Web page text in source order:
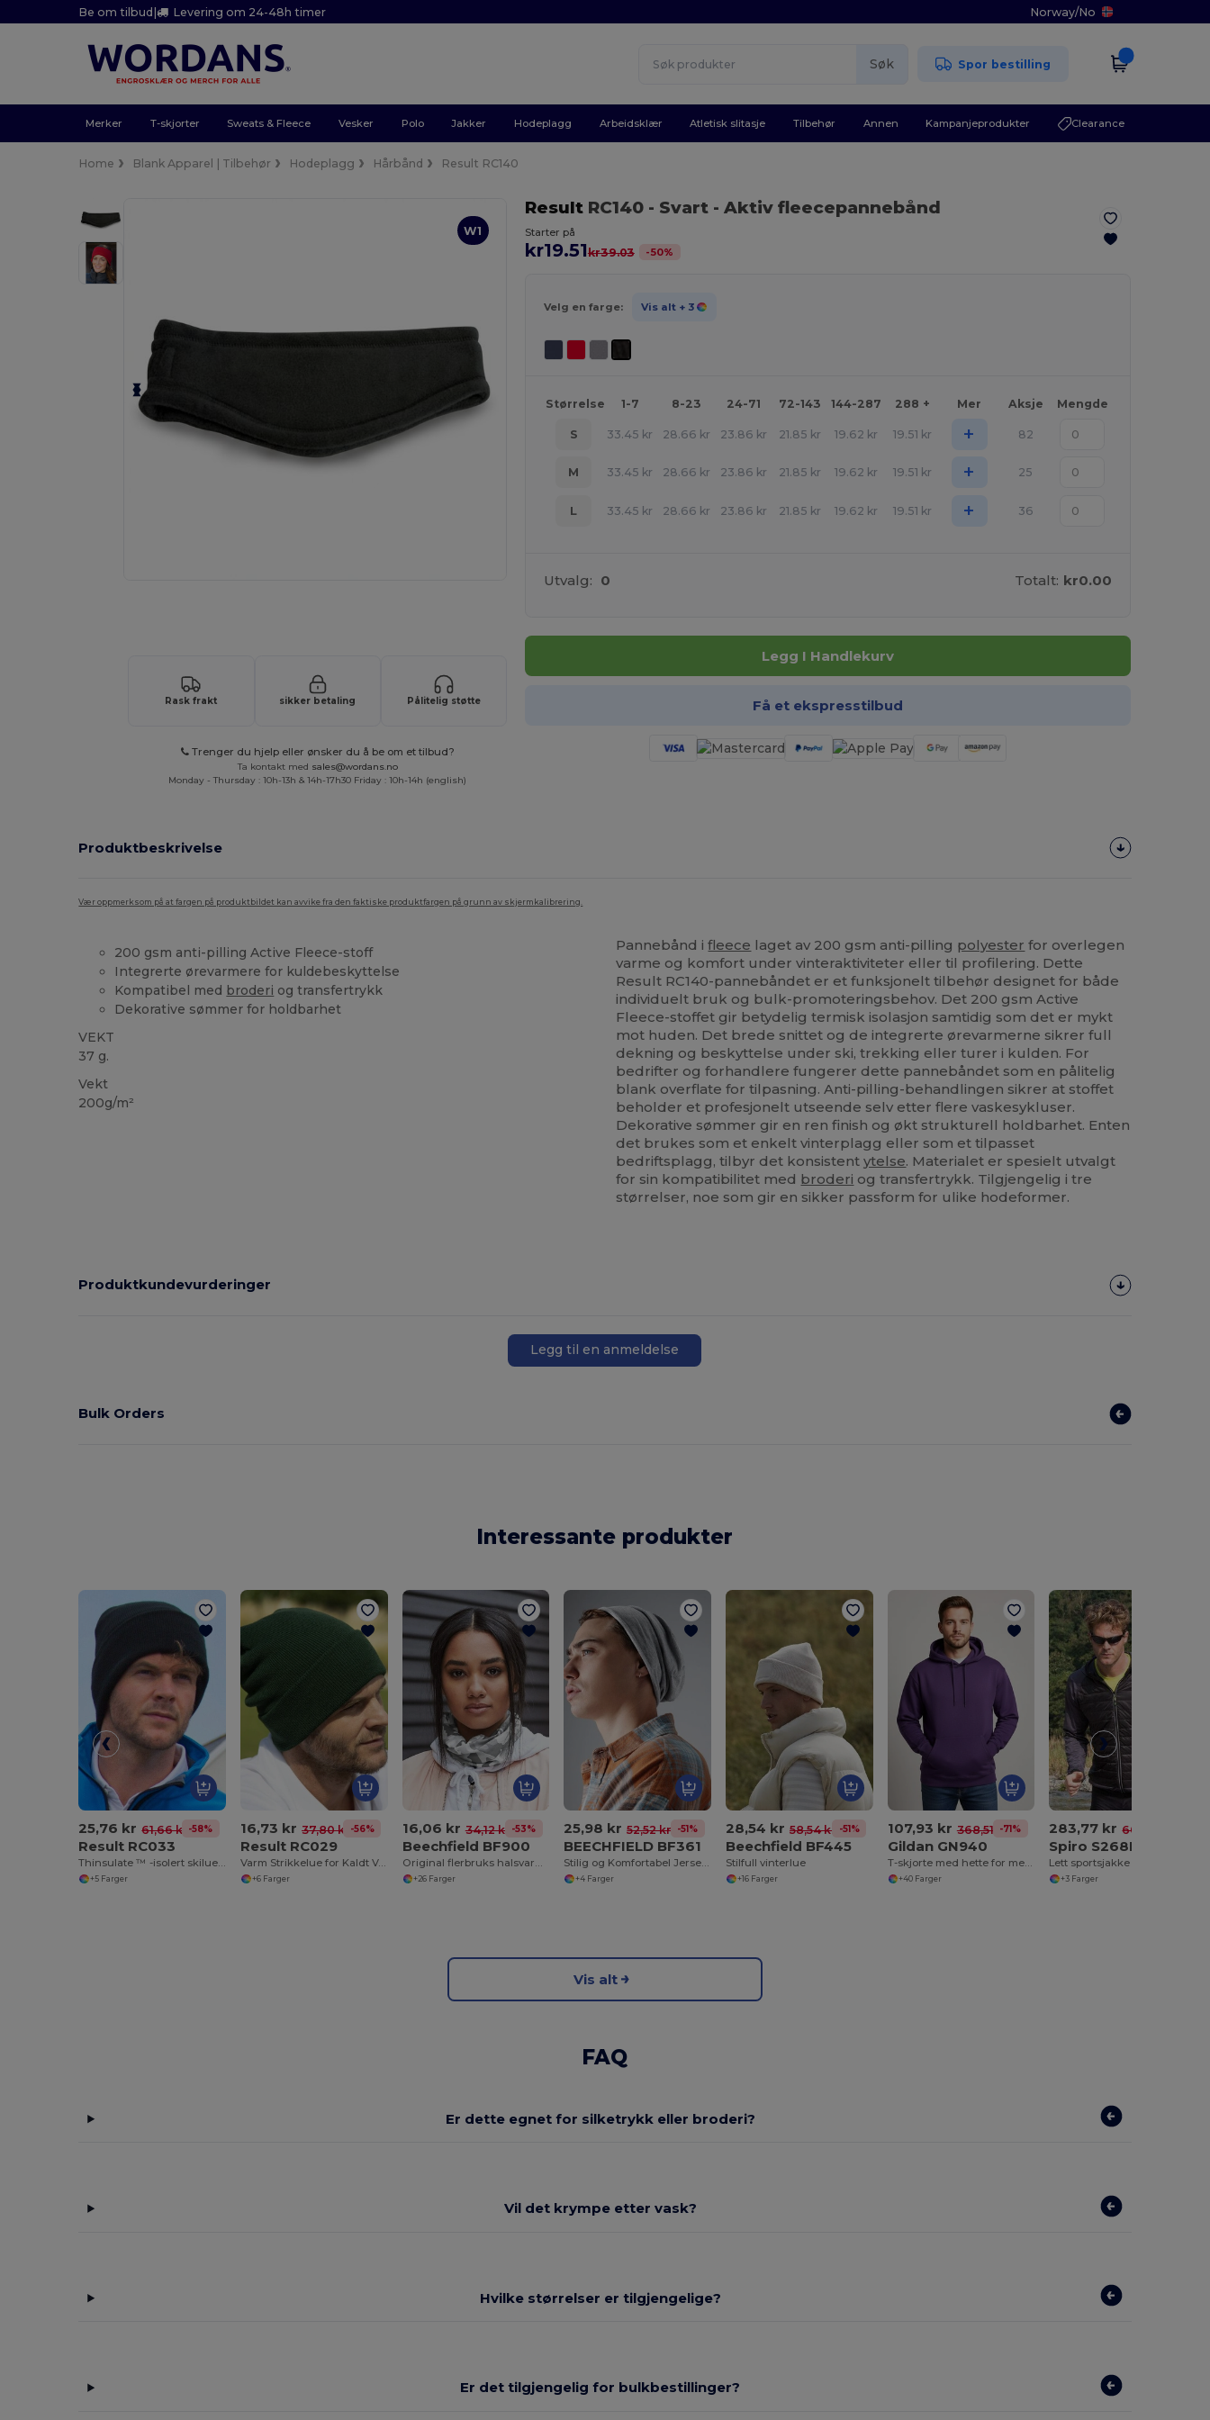
Be om tilbud| Levering om 24-48h timer Norway/No
Søk Spor bestilling
Merker T-skjorter Sweats & Fleece Vesker Polo Jakker Hodeplagg Arbeidsklær Atletisk slitasje Tilbehør Annen Kampanjeprodukter Clearance
Home Blank Apparel | Tilbehør Hodeplagg Hårbånd Result RC140
W1
Rask frakt sikker betaling Pålitelig støtte
Trenger du hjelp eller ønsker du å be om et tilbud?
Ta kontakt med sales@wordans.no
Monday - Thursday : 10h-13h & 14h-17h30 Friday : 10h-14h (english)
ResultRC140 - Svart- Aktiv fleecepannebånd
Starter på
kr19.51kr39.03 -50%
Velg en farge: Vis alt + 3
Størrelse 1-7 8-23 24-71 72-143 144-287 288 + Mer Aksje Mengde
S 33.45 kr 28.66 kr 23.86 kr 21.85 kr 19.62 kr 19.51 kr + 82
M 33.45 kr 28.66 kr 23.86 kr 21.85 kr 19.62 kr 19.51 kr + 25
L 33.45 kr 28.66 kr 23.86 kr 21.85 kr 19.62 kr 19.51 kr + 36
Utvalg: 0 Totalt: kr0.00
Legg I Handlekurv
Få et ekspresstilbud
Produktbeskrivelse
Vær oppmerksom på at fargen på produktbildet kan avvike fra den faktiske produktfargen på grunn av skjermkalibrering.
200 gsm anti-pilling Active Fleece-stoff
Integrerte ørevarmere for kuldebeskyttelse
Kompatibel med broderi og transfertrykk
Dekorative sømmer for holdbarhet
VEKT
37 g.
Vekt
200g/m²
Pannebånd ifleece laget av 200 gsm anti-pilling polyester for overlegen
varme og komfort under vinteraktiviteter eller til profilering. Dette
Result RC140-pannebåndet er et funksjonelt tilbehør designet for både
individuelt bruk og bulk-promoteringsbehov. Det 200 gsm Active
Fleece-stoffet gir betydelig termisk isolasjon samtidig som det er mykt
mot huden. Det brede snittet og de integrerte ørevarmerne sikrer full
dekning og beskyttelse under ski, trekking eller turer i kulden. For
bedrifter og forhandlere fungerer dette pannebåndet som en pålitelig
blank overflate for tilpasning. Anti-pilling-behandlingen sikrer at stoffet
beholder et profesjonelt utseende selv etter flere vaskesykluser.
Dekorative sømmer gir en ren finish og økt strukturell holdbarhet. Enten
det brukes som et enkelt vinterplagg eller som et tilpasset
bedriftsplagg, tilbyr det konsistentytelse. Materialet er spesielt utvalgt
for sin kompatibilitet med broderi og transfertrykk. Tilgjengelig i tre
størrelser, noe som gir en sikker passform for ulike hodeformer.
Produktkundevurderinger
Legg til en anmeldelse
Bulk Orders
Interessante produkter
25,76 kr 61,66 kr -58%
Result RC033
Thinsulate ™ -isolert skilue i ull
+5 Farger
16,73 kr 37,80 kr -56%
Result RC029
Varm Strikkelue for Kaldt Vær og Broderi
+6 Farger
16,06 kr 34,12 kr -53%
Beechfield BF900
Original flerbruks halsvarmer
+26 Farger
25,98 kr 52,52 kr -51%
BEECHFIELD BF361
Stilig og Komfortabel Jersey Beanie for Menn
+4 Farger
28,54 kr 58,54 kr -51%
Beechfield BF445
Stilfull vinterlue
+16 Farger
107,93 kr 368,51 kr-71%
Gildan GN940
T-skjorte med hette for menn og kvinner
+40 Farger
283,77 kr 608,90 kr
Spiro S268M
Lett sportsjakke for menn
+3 Farger
Vis alt
FAQ
Er dette egnet for silketrykk eller broderi?
Vil det krympe etter vask?
Hvilke størrelser er tilgjengelige?
Er det tilgjengelig for bulkbestillinger?